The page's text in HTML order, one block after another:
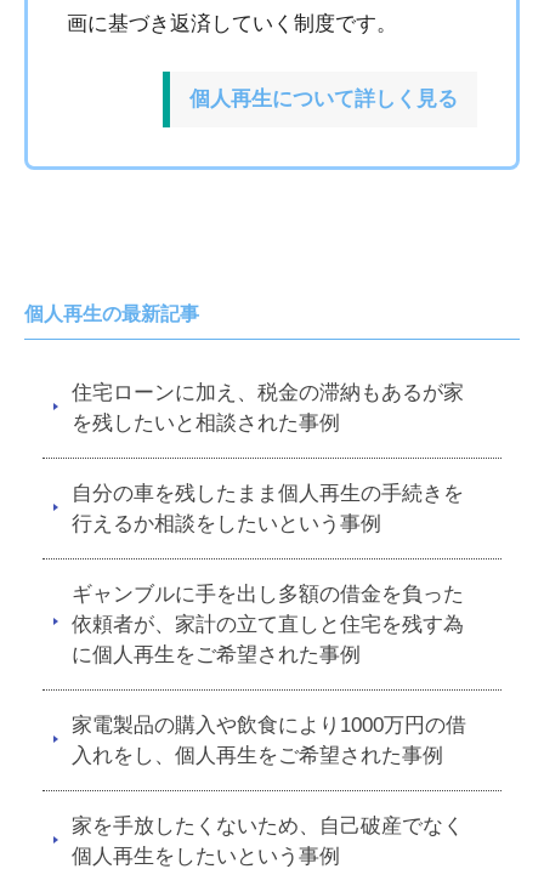
画に基づき返済していく制度です。
個人再生について詳しく見る
個人再生の最新記事
住宅ローンに加え、税金の滞納もあるが家
を残したいと相談された事例
自分の車を残したまま個人再生の手続きを
行えるか相談をしたいという事例
ギャンブルに手を出し多額の借金を負った
依頼者が、家計の立て直しと住宅を残す為
に個人再生をご希望された事例
家電製品の購入や飲食により1000万円の借
入れをし、個人再生をご希望された事例
家を手放したくないため、自己破産でなく
個人再生をしたいという事例